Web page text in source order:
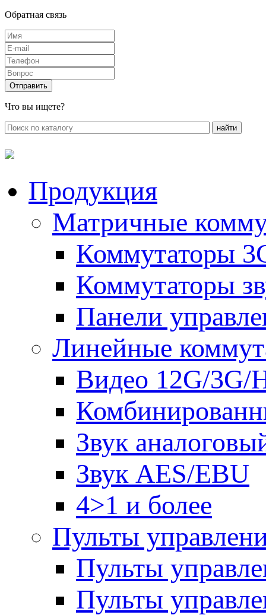
Обратная связь
Что вы ищете?
Продукция
Матричные
Коммутаторы
Коммутаторы
Панели
Линейные
Видео 12G/3G/
Звук
Звук AES/EBU
4>1 и более
Пульты
Пульты
Пульты